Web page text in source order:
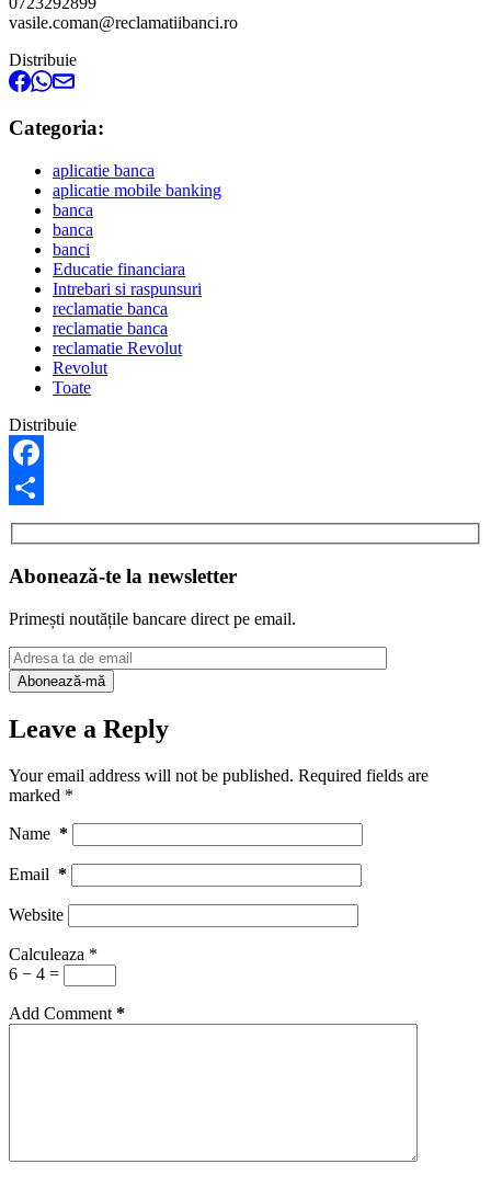
vasile.coman@reclamatiibanci.ro
Distribuie
Categoria:
aplicatie banca
aplicatie mobile banking
banca
banca
banci
Educatie financiara
Intrebari si raspunsuri
reclamatie banca
reclamatie banca
reclamatie Revolut
Revolut
Toate
Distribuie
Facebook
Share
Abonează-te la newsletter
Primești noutățile bancare direct pe email.
Leave a Reply
Your email address will not be published. Required fields are
marked *
Name *
Email *
Website
Calculeaza *
6 − 4 =
Add Comment *